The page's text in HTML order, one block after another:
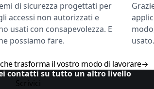
di sicurezza progettati per
accessi non autorizzati e
usati con consapevolezza. E
possiamo fare.
usato.
che trasforma il vostro modo di lavorare
contatti su tutto un altro livello
Scrivici